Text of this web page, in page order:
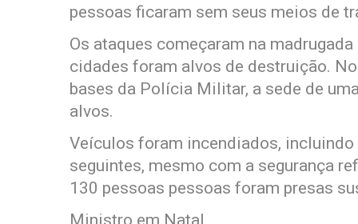
pessoas ficaram sem seus meios de
Os ataques começaram na
cidades foram alvos de destruição.
bases da Polícia Militar, a sede de
alvos.
Veículos foram incendiados,
seguintes, mesmo com a segurança
130 pessoas pessoas foram presas
Ministro em Natal